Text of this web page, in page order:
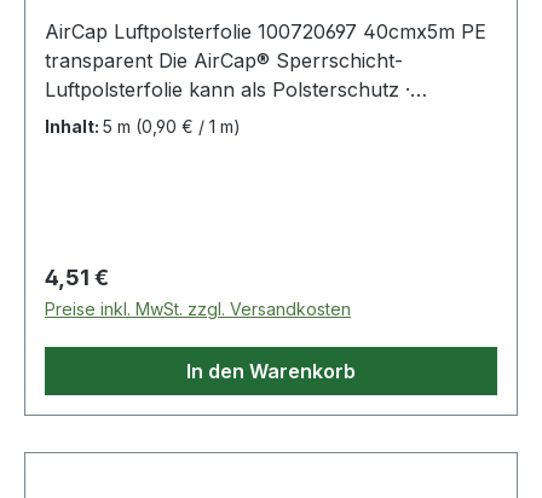
AirCap Luftpolsterfolie 100720697 40cmx5m PE
transparent Die AirCap® Sperrschicht-
Luftpolsterfolie kann als Polsterschutz ·
Zwischenlage und Oberflächenschutz eingesetzt
abreißen (Messer und Schere nicht notwendig).
30 % weniger Volumen durch eine stramme
Aufwicklung. Ressourcenschonend durch die
Sperrschicht · da weniger Material eingesetzt
Inhalt: 5 m (0,90 € / 1 m)
Regulärer Preis:
4,51 €
Preise inkl. MwSt. zzgl. Versandkosten
In den Warenkorb